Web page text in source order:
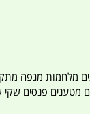
מטענים פנסים